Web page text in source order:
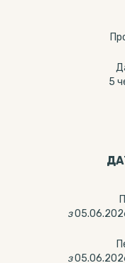
5
з
з